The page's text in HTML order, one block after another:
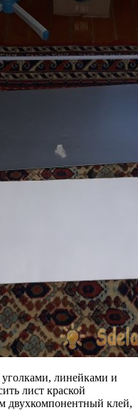
уголками, линейками и
лист краской
двухкомпонентный клей,